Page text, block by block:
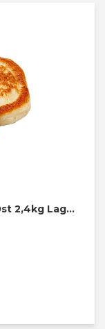
Frys Amerikansk Pannkaka 60g/40st 2,4kg Lagerblads